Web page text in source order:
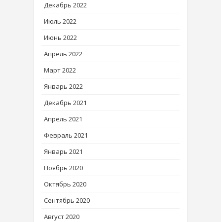
Декабрь 2022
Июль 2022
Июнь 2022
Апрель 2022
Март 2022
Январь 2022
Декабрь 2021
Апрель 2021
Февраль 2021
Январь 2021
Ноябрь 2020
Октябрь 2020
Сентябрь 2020
Август 2020